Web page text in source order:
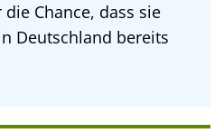
Chance, dass sie
Deutschland bereits